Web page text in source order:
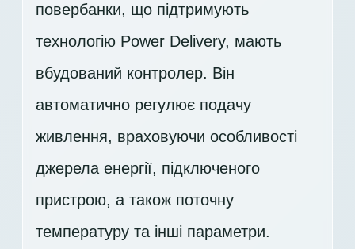
повербанки, що підтримують
технологію Power Delivery, мають
вбудований контролер. Він
автоматично регулює подачу
живлення, враховуючи особливості
джерела енергії, підключеного
пристрою, а також поточну
температуру та інші параметри.